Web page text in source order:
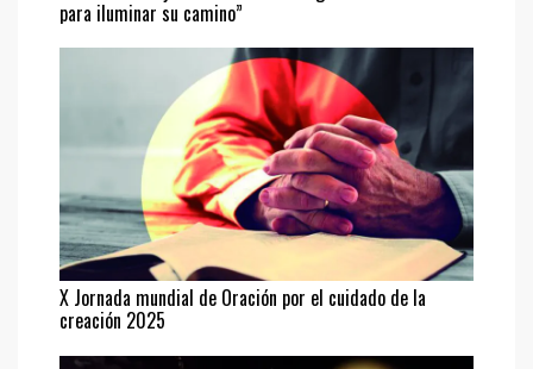
para iluminar su camino”
X Jornada mundial de Oración por el cuidado de la
creación 2025